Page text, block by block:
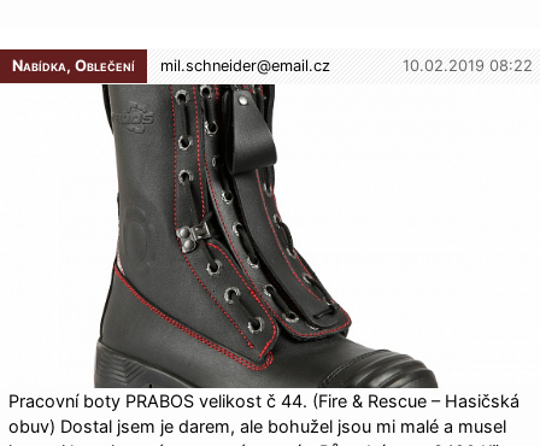
Nabídka, Oblečení mil.schneider@email.cz 10.02.2019 08:22
Pracovní boty PRABOS velikost č 44. (Fire & Rescue – Hasičská
obuv) Dostal jsem je darem, ale bohužel jsou mi malé a musel